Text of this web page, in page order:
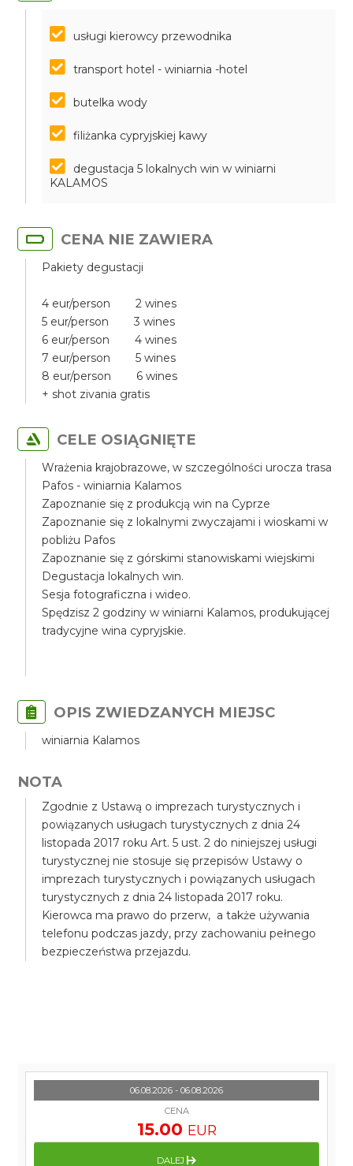
usługi kierowcy przewodnika
transport hotel - winiarnia -hotel
butelka wody
filiżanka cypryjskiej kawy
degustacja 5 lokalnych win w winiarni
KALAMOS
CENA NIE ZAWIERA
Pakiety degustacji
4 eur/person 2 wines
5 eur/person 3 wines
6 eur/person 4 wines
7 eur/person 5 wines
8 eur/person 6 wines
+ shot zivania gratis
CELE OSIĄGNIĘTE
Wrażenia krajobrazowe, w szczególności urocza trasa
Pafos - winiarnia Kalamos
Zapoznanie się z produkcją win na Cyprze
Zapoznanie się z lokalnymi zwyczajami i wioskami w
pobliżu Pafos
Zapoznanie się z górskimi stanowiskami wiejskimi
Degustacja lokalnych win.
Sesja fotograficzna i wideo.
Spędzisz 2 godziny w winiarni Kalamos, produkującej
tradycyjne wina cypryjskie.
OPIS ZWIEDZANYCH MIEJSC
winiarnia Kalamos
NOTA
Zgodnie z Ustawą o imprezach turystycznych i
powiązanych usługach turystycznych z dnia 24
listopada 2017 roku Art. 5 ust. 2 do niniejszej usługi
turystycznej nie stosuje się przepisów Ustawy o
imprezach turystycznych i powiązanych usługach
turystycznych z dnia 24 listopada 2017 roku.
Kierowca ma prawo do przerw, a także używania
telefonu podczas jazdy, przy zachowaniu pełnego
bezpieczeństwa przejazdu.
06.08.2026 - 06.08.2026
CENA
15.00 EUR
DALEJ